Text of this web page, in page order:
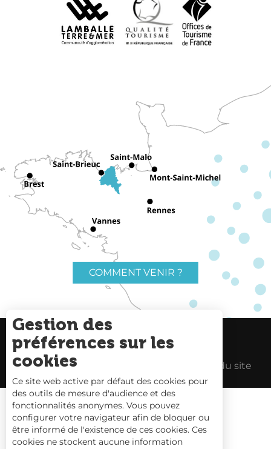
COMMENT VENIR ?
Charte du voyageur Liens utiles
Espace Pro Plan du site
Carte interactive
Gestion des
préférences sur les
cookies
Ce site web active par défaut des cookies pour
des outils de mesure d'audience et des
fonctionnalités anonymes. Vous pouvez
configurer votre navigateur afin de bloquer ou
être informé de l'existence de ces cookies. Ces
cookies ne stockent aucune information